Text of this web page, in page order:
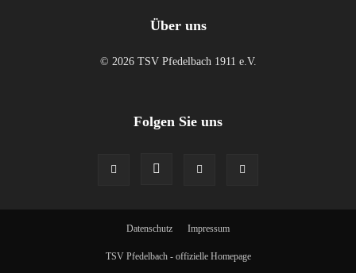
Über uns
© 2026 TSV Pfedelbach 1911 e.V.
Folgen Sie uns
Datenschutz Impressum
TSV Pfedelbach - offizielle Homepage